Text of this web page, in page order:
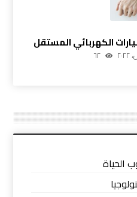
الكهربائي المستقل
٦٢
الحياة